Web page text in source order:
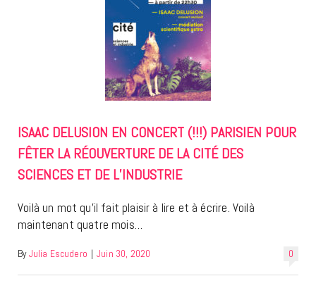
ISAAC DELUSION EN CONCERT (!!!) PARISIEN POUR
FÊTER LA RÉOUVERTURE DE LA CITÉ DES
SCIENCES ET DE L’INDUSTRIE
Voilà un mot qu’il fait plaisir à lire et à écrire. Voilà
maintenant quatre mois…
0
By Julia Escudero | Juin 30, 2020